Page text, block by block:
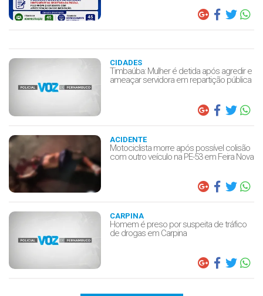
CIDADES
Timbaúba: Mulher é detida após agredir e
ameaçar servidora em repartição pública
ACIDENTE
Motociclista morre após possível colisão
com outro veículo na PE-53 em Feira Nova
CARPINA
Homem é preso por suspeita de tráfico
de drogas em Carpina